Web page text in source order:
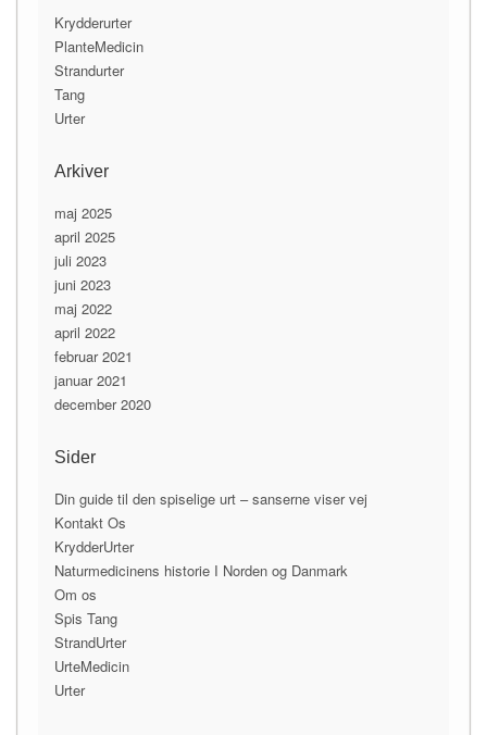
Krydderurter
PlanteMedicin
Strandurter
Tang
Urter
Arkiver
maj 2025
april 2025
juli 2023
juni 2023
maj 2022
april 2022
februar 2021
januar 2021
december 2020
Sider
Din guide til den spiselige urt – sanserne viser vej
Kontakt Os
KrydderUrter
Naturmedicinens historie I Norden og Danmark
Om os
Spis Tang
StrandUrter
UrteMedicin
Urter